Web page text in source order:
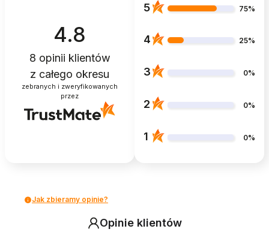
4.8
8 opinii klientów
z całego okresu
zebranych i zweryfikowanych
przez
5 75%
4 25%
3 0%
2 0%
1 0%
Jak zbieramy opinie?
Opinie klientów